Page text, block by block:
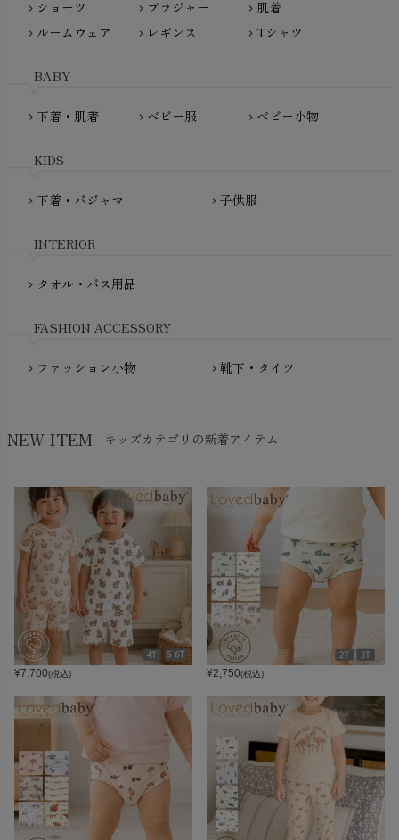
PeopleTree（ピープルツリー）
PRISTINE（プリスティン）
fromF（フロムエフ）
Madame MO（マダムモー）
maggies（マギーズ）
MATONA（マトナ）
mini rodini（ミニロディーニ）
My Little Cozmo（マイリトルコズモ）
NewNative（ニューネイティブ）
chevron_right ショーツ chevron_right ブラジャー chevron_right 肌着
chevron_right ルームウェア chevron_right レギンス chevron_rightTシャツ
BABY
chevron_right 下着・肌着 chevron_right ベビー服 chevron_right ベビー小物
KIDS
chevron_right 下着・パジャマ chevron_right 子供服
INTERIOR
chevron_right タオル・バス用品
FASHION ACCESSORY
chevron_right ファッション小物 chevron_right 靴下・タイツ
NEW ITEM キッズカテゴリの新着アイテム
¥7,700(税込) ¥2,750(税込)